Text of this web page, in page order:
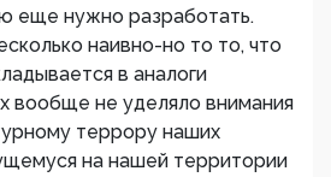
еще нужно разработать.
наивно-но то то, что
в аналоги
вообще не уделяло внимания
террору наших
на нашей территории